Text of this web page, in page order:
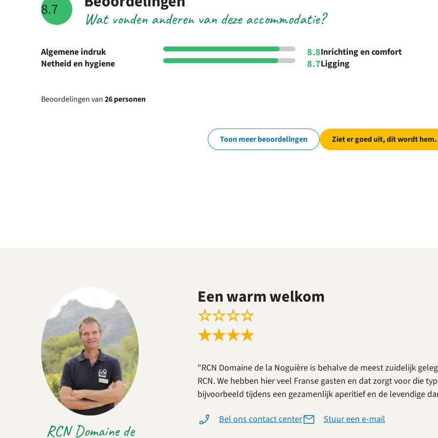
8.7 Wat vonden anderen van deze accommodatie?
Algemene indruk 8.8Inrichting en comfort
Netheid en hygiene 8.7Ligging
Beoordelingen van26 personen
Toon meer beoordelingen Ziet er goed uit, dit wordt hem.
RCN Domaine de
Een warm welkom
☆☆☆☆
★★★★
"RCN Domaine de la Noguière is behalve de meest zuidelijk
RCN. We hebben hier veel Franse gasten en dat zorgt voor die
bijvoorbeeld tijdens een gezamenlijk aperitief en de levendige
Bel ons contact center Stuur een e-mail